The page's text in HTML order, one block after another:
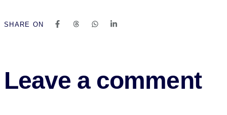
SHARE ON
Leave a comment